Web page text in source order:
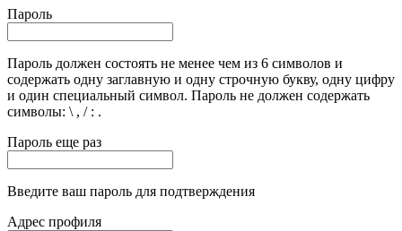
Пароль
Пароль должен состоять не менее чем из 6 символов и
содержать одну заглавную и одну строчную букву, одну цифру
и один специальный символ. Пароль не должен содержать
символы: \ , / : .
Пароль еще раз
Введите ваш пароль для подтверждения
Адрес профиля